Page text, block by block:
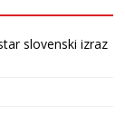
slovenski izraz